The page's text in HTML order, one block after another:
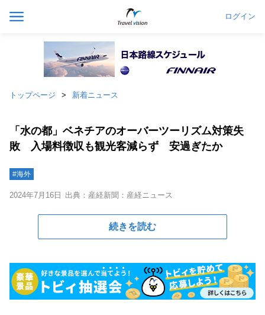
ログイン
トップページ 新着ニュース
「水の都」ベネチアのオーバーツーリズム対策失
敗 入場料徴収も観光客減らず 安過ぎたか
#海外
2024年7月16日 出典：産経新聞：産経ニュース
続きを読む